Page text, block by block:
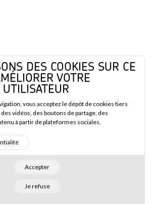
DES COOKIES SUR CE
VOTRE
vous acceptez le dépôt de cookies tiers
vidéos, des boutons de partage, des
à partir de plateformes sociales.
Accepter
Je refuse